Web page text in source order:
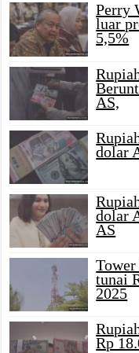
Perry
luar
5,5%
AS,
dolar
dolar
AS
tunai
2025
Rp